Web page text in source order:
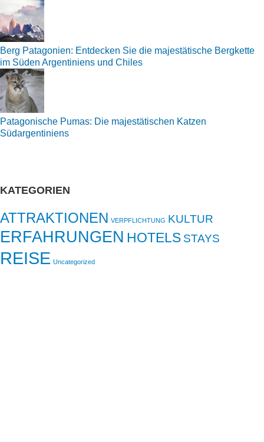
Berg Patagonien: Entdecken Sie die majestätische Bergkette
im Süden Argentiniens und Chiles
Patagonische Pumas: Die majestätischen Katzen
Südargentiniens
KATEGORIEN
ATTRAKTIONEN VERPFLICHTUNG KULTUR
ERFAHRUNGEN HOTELS STAYS
REISE Uncategorized